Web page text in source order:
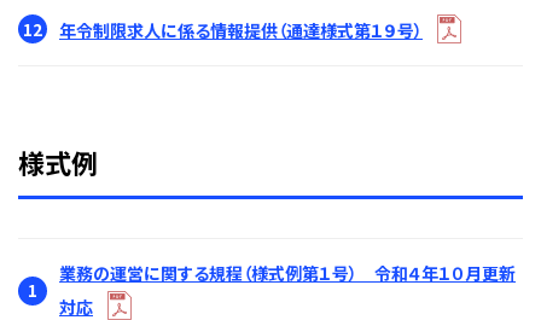
12 年令制限求人に係る情報提供（通達様式第１９号）
様式例
1
業務の運営に関する規程（様式例第１号） 令和４年１０月更新
対応